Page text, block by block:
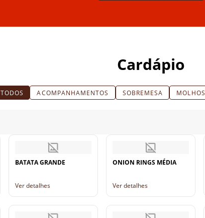
Cardápio
TODOS ACOMPANHAMENTOS SOBREMESA MOLHOS
BATATA GRANDE
Ver detalhes
ONION RINGS MÉDIA
Ver detalhes